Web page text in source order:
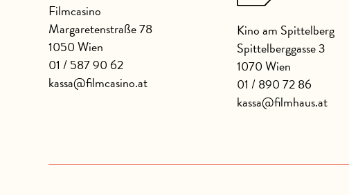
Filmcasino
Margaretenstraße 78
1050 Wien
01 / 587 90 62
kassa@filmcasino.at
Kino am Spittelberg
Spittelberggasse 3
1070 Wien
01 / 890 72 86
kassa@filmhaus.at